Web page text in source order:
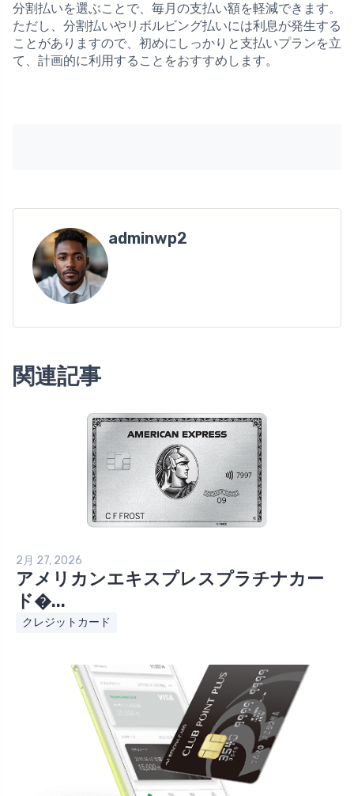
分割払いを選ぶことで、毎月の支払い額を軽減できます。
ただし、分割払いやリボルビング払いには利息が発生する
ことがありますので、初めにしっかりと支払いプランを立
て、計画的に利用することをおすすめします。
adminwp2
関連記事
2月 27, 2026
アメリカンエキスプレスプラチナカー
ド�...
クレジットカード